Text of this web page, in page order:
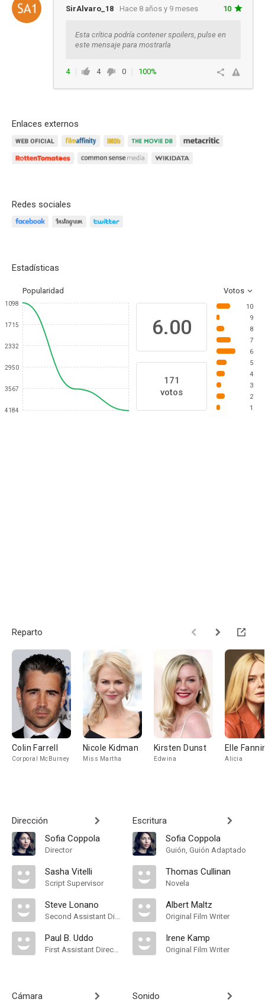
SirAlvaro_18 Hace 8 años y 9 meses 10
Esta crítica podría contener spoilers, pulse en
este mensaje para mostrarla
4 4 0
100%
Enlaces externos
Redes sociales
Estadísticas
Popularidad Votos
1098
1715
2332
2950
3567
4184
6.00
171
votos
10
9
8
7
6
5
4
3
2
1
Reparto
Colin Farrell
Corporal McBurney
Nicole Kidman
Miss Martha
Kirsten Dunst
Edwina
Elle
Alicia
Dirección
Sofia Coppola
Director
Sasha Vitelli
Script Supervisor
Steve Lonano
Second Assistant Director
Paul B. Uddo
First Assistant Director
Cámara
Escritura
Sofia Coppola
Guión, Guión Adaptado
Thomas Cullinan
Novela
Albert Maltz
Original Film Writer
Irene Kamp
Original Film Writer
Sonido